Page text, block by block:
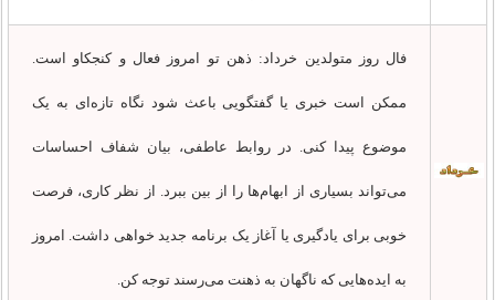
فال روز متولدین خرداد: ذهن تو امروز فعال و کنجکاو است.
ممکن است خبری یا گفتگویی باعث شود نگاه تازه‌ای به یک
موضوع پیدا کنی. در روابط عاطفی، بیان شفاف احساسات
می‌تواند بسیاری از ابهام‌ها را از بین ببرد. از نظر کاری، فرصت
خوبی برای یادگیری یا آغاز یک برنامه جدید خواهی داشت. امروز
به ایده‌هایی که ناگهان به ذهنت می‌رسند توجه کن.